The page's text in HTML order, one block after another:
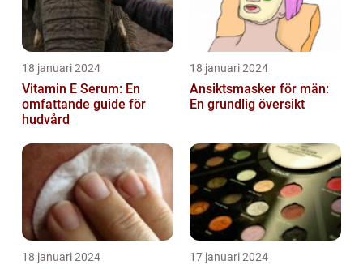
18 januari 2024
Vitamin E Serum: En
omfattande guide för
hudvård
18 januari 2024
Ansiktsmasker för män:
En grundlig översikt
18 januari 2024 17 januari 2024